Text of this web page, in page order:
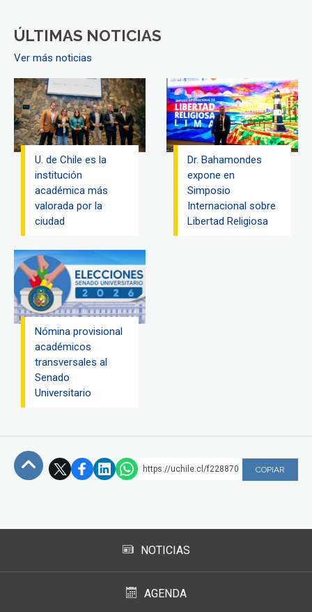
ÚLTIMAS NOTICIAS
Ver más noticias
U. de Chile es la
institución
académica más
valorada por la
ciudad
Dr. Bahamondes
expone en
Simposio
Internacional sobre
Libertad Religiosa
Nómina provisional
académicos
transversales al
Senado
Universitario
https://uchile.cl/f228870 COPIAR
NOTICIAS
AGENDA